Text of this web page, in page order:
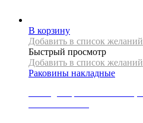
В корзину
Добавить в список желаний
Быстрый просмотр
Добавить в список желаний
Раковины накладные